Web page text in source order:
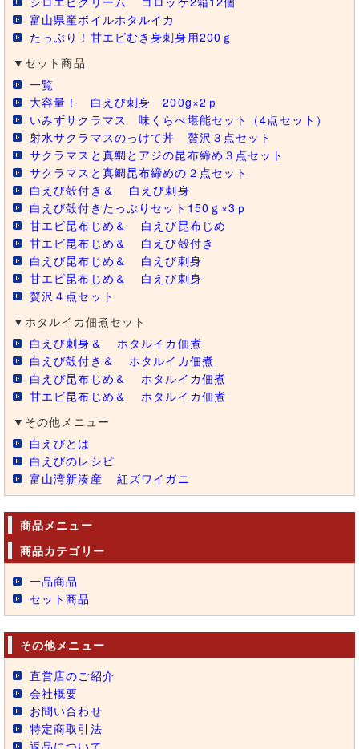
富山県産ボイルホタルイカ
たっぷり！甘エビむき身刺身用200ｇ
▼セット商品
一覧
大容量！ 白えび刺身 200g×2ｐ
いみずサクラマス 味くらべ堪能セット（4点セット）
射水サクラマスのっけて丼 贅沢３点セット
サクラマスと真鯛とアジの昆布締め３点セット
サクラマスと真鯛昆布締めの２点セット
白えび殻付き＆
白えび刺身
白えび殻付きたっぷりセット150ｇ×3ｐ
甘エビ昆布じめ＆
白えび昆布じめ
甘エビ昆布じめ＆
白えび殻付き
白えび昆布じめ＆
白えび刺身
甘エビ昆布じめ＆
白えび刺身
贅沢４点セット
▼ホタルイカ佃煮セット
白えび刺身＆
ホタルイカ佃煮
白えび殻付き＆
ホタルイカ佃煮
白えび昆布じめ＆
ホタルイカ佃煮
甘エビ昆布じめ＆
ホタルイカ佃煮
▼その他メニュー
白えびとは
白えびのレシピ
富山湾新湊産
紅ズワイガニ
商品メニュー
商品カテゴリー
一品商品
セット商品
その他メニュー
直営店のご紹介
会社概要
お問い合わせ
特定商取引法